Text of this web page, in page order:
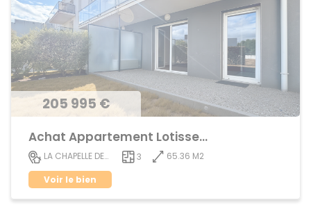
205 995 €
Achat Appartement Lotissement
LA CHAPELLE DES FOUGERETZ 3
65.36 M2
Voir le bien